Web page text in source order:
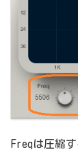
Freqは圧縮